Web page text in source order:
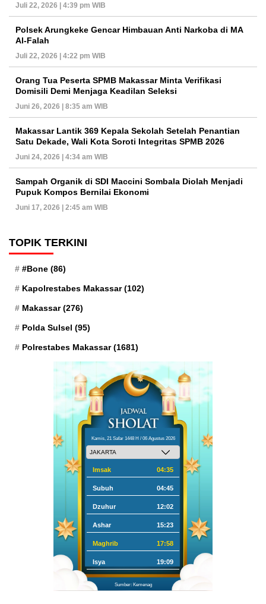
Juli 22, 2026 | 4:39 pm WIB
Polsek Arungkeke Gencar Himbauan Anti Narkoba di MA
Al-Falah
Juli 22, 2026 | 4:22 pm WIB
Orang Tua Peserta SPMB Makassar Minta Verifikasi
Domisili Demi Menjaga Keadilan Seleksi
Juni 26, 2026 | 8:35 am WIB
Makassar Lantik 369 Kepala Sekolah Setelah Penantian
Satu Dekade, Wali Kota Soroti Integritas SPMB 2026
Juni 24, 2026 | 4:34 am WIB
Sampah Organik di SDI Maccini Sombala Diolah Menjadi
Pupuk Kompos Bernilai Ekonomi
Juni 17, 2026 | 2:45 am WIB
TOPIK TERKINI
#Bone (86)
Kapolrestabes Makassar(102)
Makassar(276)
Polda Sulsel (95)
Polrestabes Makassar(1681)
Kamis, 21 Safar 1448 H / 06 Agustus 2026
Imsak 04:35
Subuh 04:45
Dzuhur 12:02
Ashar 15:23
Maghrib 17:58
Isya 19:09
Sumber: Kemenag